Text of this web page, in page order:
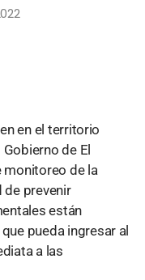
en el territorio
de El
monitoreo de la
de prevenir
están
pueda ingresar al
a las